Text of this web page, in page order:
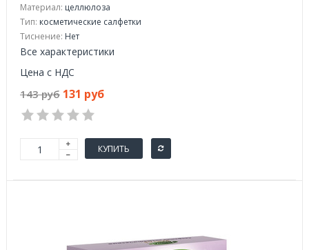
Материал: целлюлоза
Тип: косметические салфетки
Тиснение: Нет
Все характеристики
Цена с НДС
143 руб 131 руб
КУПИТЬ